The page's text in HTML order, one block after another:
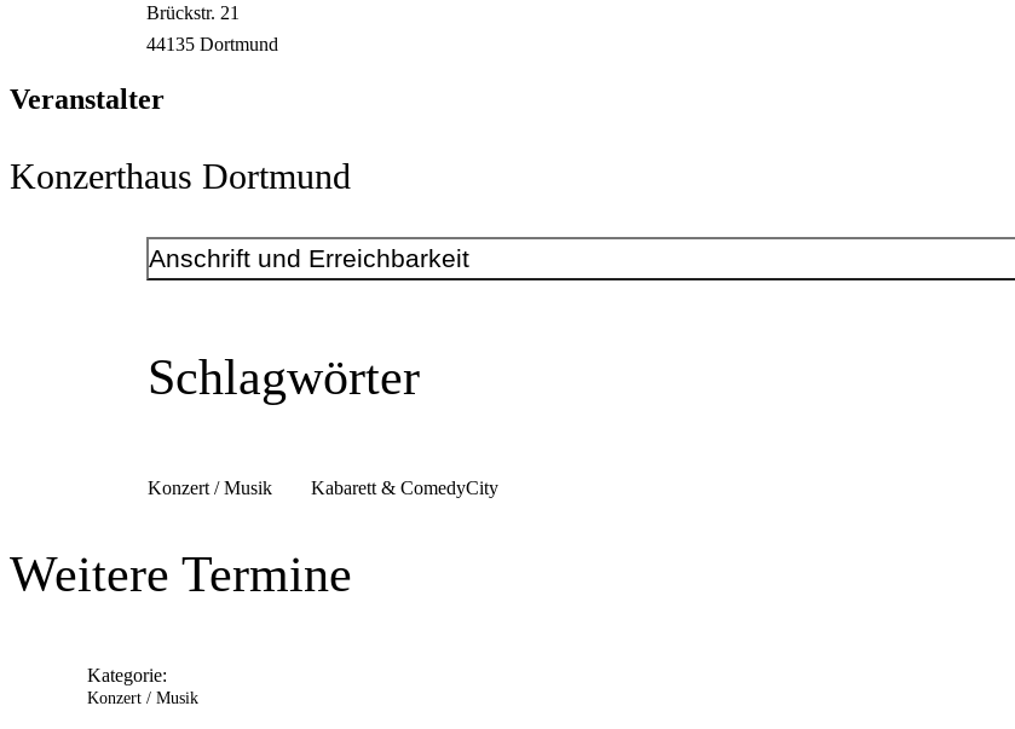
Brückstr. 21
44135 Dortmund
Veranstalter
Konzerthaus Dortmund
Anschrift und Erreichbarkeit
E-Mail-Adresse info@konzerthaus-dortmund.de
www.konzerthaus-dortmund.de
44135 Dortmund
Schlagwörter
Konzert / Musik Kabarett & ComedyCity
Weitere Termine
Kategorie:
Konzert / Musik